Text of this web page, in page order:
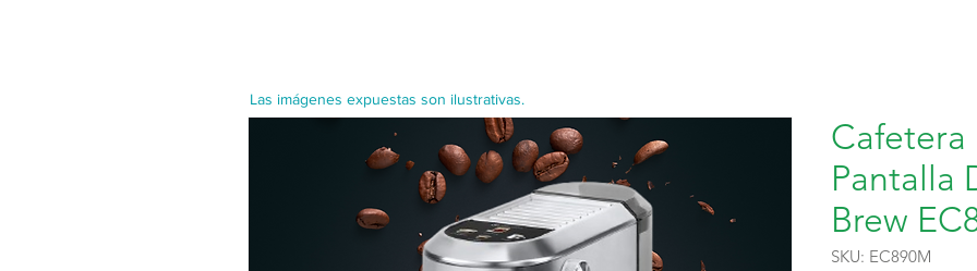
Pantalla
Brew
SKU: EC890M
Las imágenes expuestas son ilustrativas.